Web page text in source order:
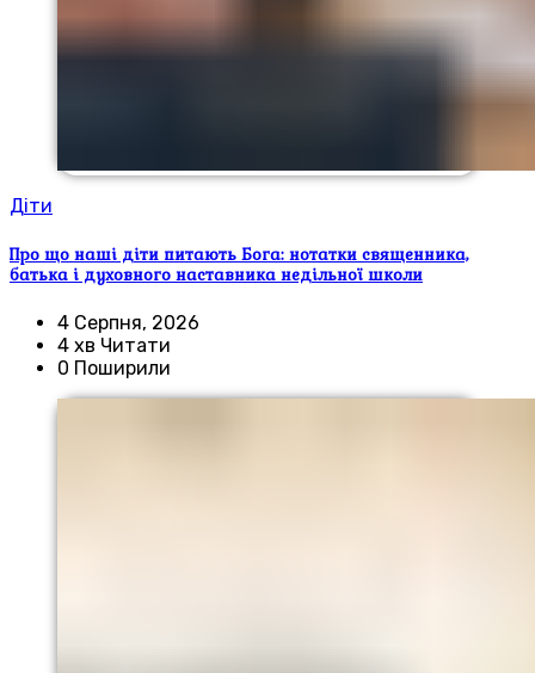
Діти
Про що наші діти питають Бога: нотатки священника,
батька і духовного наставника недільної школи
4 Серпня, 2026
4 хв Читати
0 Поширили